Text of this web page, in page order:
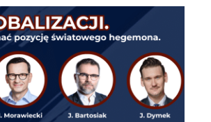
DOLARA.
ZA
KULISAMI
GLOBALNEGO
SYSTEMU
FINANSOWEGO”